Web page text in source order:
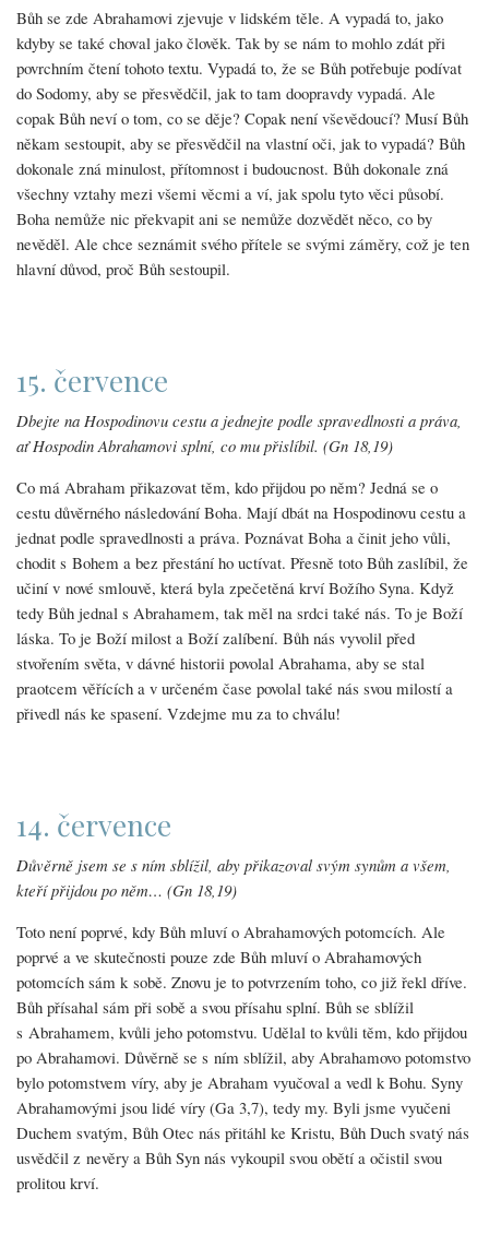
Bůh se zde Abrahamovi zjevuje v lidském těle. A vypadá to, jako
kdyby se také choval jako člověk. Tak by se nám to mohlo zdát při
povrchním čtení tohoto textu. Vypadá to, že se Bůh potřebuje podívat
do Sodomy, aby se přesvědčil, jak to tam doopravdy vypadá. Ale
copak Bůh neví o tom, co se děje? Copak není vševědoucí? Musí Bůh
někam sestoupit, aby se přesvědčil na vlastní oči, jak to vypadá? Bůh
dokonale zná minulost, přítomnost i budoucnost. Bůh dokonale zná
všechny vztahy mezi všemi věcmi a ví, jak spolu tyto věci působí.
Boha nemůže nic překvapit ani se nemůže dozvědět něco, co by
nevěděl. Ale chce seznámit svého přítele se svými záměry, což je ten
hlavní důvod, proč Bůh sestoupil.
15. července
Dbejte na Hospodinovu cestu a jednejte podle spravedlnosti a práva,
ať Hospodin Abrahamovi splní, co mu přislíbil. (Gn 18,19)
Co má Abraham přikazovat těm, kdo přijdou po něm? Jedná se o
cestu důvěrného následování Boha. Mají dbát na Hospodinovu cestu a
jednat podle spravedlnosti a práva. Poznávat Boha a činit jeho vůli,
chodit s Bohem a bez přestání ho uctívat. Přesně toto Bůh zaslíbil, že
učiní v nové smlouvě, která byla zpečetěná krví Božího Syna. Když
tedy Bůh jednal s Abrahamem, tak měl na srdci také nás. To je Boží
láska. To je Boží milost a Boží zalíbení. Bůh nás vyvolil před
stvořením světa, v dávné historii povolal Abrahama, aby se stal
praotcem věřících a v určeném čase povolal také nás svou milostí a
přivedl nás ke spasení. Vzdejme mu za to chválu!
14. července
Důvěrně jsem se s ním sblížil, aby přikazoval svým synům a všem,
kteří přijdou po něm… (Gn 18,19)
Toto není poprvé, kdy Bůh mluví o Abrahamových potomcích. Ale
poprvé a ve skutečnosti pouze zde Bůh mluví o Abrahamových
potomcích sám k sobě. Znovu je to potvrzením toho, co již řekl dříve.
Bůh přísahal sám při sobě a svou přísahu splní. Bůh se sblížil
s Abrahamem, kvůli jeho potomstvu. Udělal to kvůli těm, kdo přijdou
po Abrahamovi. Důvěrně se s ním sblížil, aby Abrahamovo potomstvo
bylo potomstvem víry, aby je Abraham vyučoval a vedl k Bohu. Syny
Abrahamovými jsou lidé víry (Ga 3,7), tedy my. Byli jsme vyučeni
Duchem svatým, Bůh Otec nás přitáhl ke Kristu, Bůh Duch svatý nás
usvědčil z nevěry a Bůh Syn nás vykoupil svou obětí a očistil svou
prolitou krví.